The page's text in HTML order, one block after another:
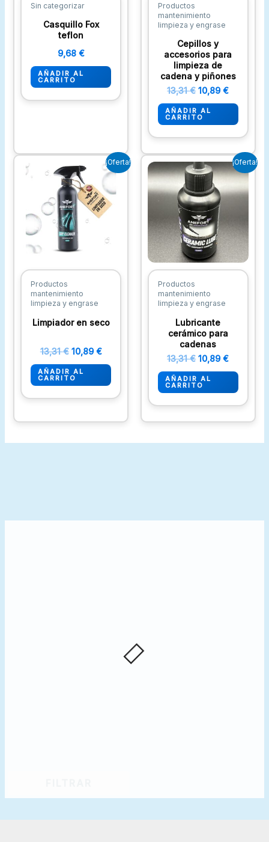
Sin categorizar
Casquillo Fox
teflon
9,68 €
AÑADIR AL
CARRITO
Productos
mantenimiento
limpieza y engrase
Cepillos y
accesorios para
limpieza de
cadena y piñones
13,31€ 10,89€
AÑADIR AL
CARRITO
¡Oferta!
Productos
mantenimiento
limpieza y engrase
Limpiador en seco
13,31€
precio
original
era:
13,31 €.
10,89 €
El
precio
es:
10,89 €.
AÑADIR AL
CARRITO
¡Oferta!
Productos
mantenimiento
limpieza y engrase
Lubricante
cerámico para
cadenas
13,31€
El
precio
original
era:
13,31 €.
10,89€
El
precio
actual
es:
AÑADIR AL
CARRITO